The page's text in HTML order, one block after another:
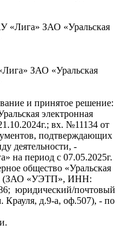
ЗАО «Уральская
ЗАО «Уральская
и принятое решение:
электронная
вх. №11134 от
подтверждающих
деятельности, -
на период с 07.05.2025г.
общество «Уральская
(ЗАО «УЭТП», ИНН:
юридический/почтовый
Крауля, д.9-а, оф.507), - по